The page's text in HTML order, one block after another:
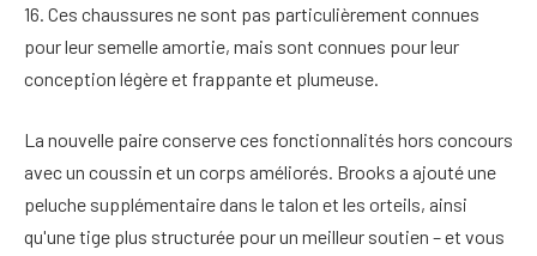
16. Ces chaussures ne sont pas particulièrement connues
pour leur semelle amortie, mais sont connues pour leur
conception légère et frappante et plumeuse.
La nouvelle paire conserve ces fonctionnalités hors concours
avec un coussin et un corps améliorés. Brooks a ajouté une
peluche supplémentaire dans le talon et les orteils, ainsi
qu'une tige plus structurée pour un meilleur soutien – et vous